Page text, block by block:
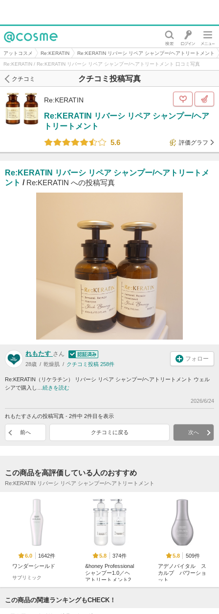
@cosme
アットコスメ Re:KERATIN
Re:KERATIN リバーシ リペア シャンプー/ヘアトリートメント
Re:KERATIN / Re:KERATIN リバーシ リペア シャンプー/ヘアトリートメント 口コミ写真
クチコミ投稿写真
クチコミ
Re:KERATIN
Re:KERATIN リバーシ リペア シャンプー/ヘア
トリートメント
5.6
評価グラフ
Re:KERATIN リバーシ リペア シャンプー/ヘアトリートメ
ント / Re:KERATIN への投稿写真
れもたす さん
28歳 乾燥肌 クチコミ投稿 258件
フォロー
Re:KERATIN（リケラチン） リバーシ リペア シャンプー/ヘアトリートメント ウェル
シアで購入し… 続きを読む
2026/6/24
れもたすさんの投稿写真 - 2件中 2件目を表示
前へ クチコミに戻る 次へ
この商品を高評価している人のおすすめ
Re:KERATIN リバーシ リペア シャンプー/ヘアトリートメント
6.0
1642件
ワンダーシールド
サブリミック
5.8
374件
&honey Professional
シャンプー1.0／ヘ
アトリートメント2.
0
&honey（アンドハニ
ー）
5.8
509件
アデノバイタル ス
カルプ パワーショ
ット
この商品の関連ランキングもCHECK！